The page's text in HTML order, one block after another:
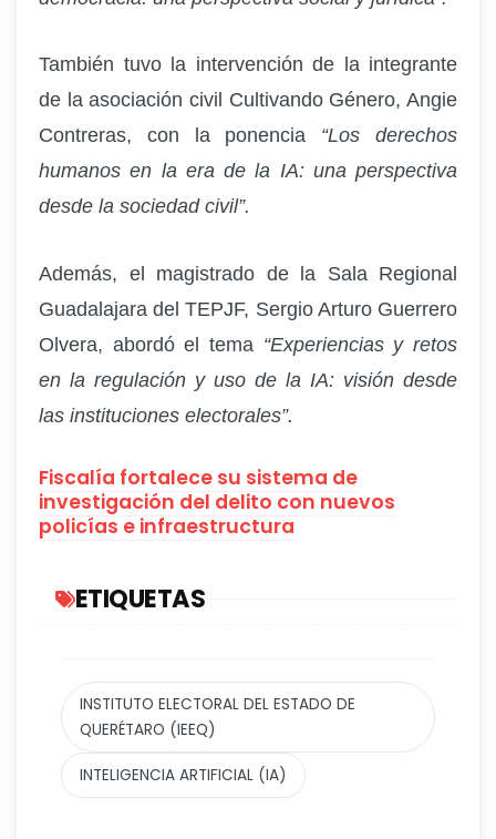
También tuvo la intervención de la integrante
de la asociación civil Cultivando Género, Angie
Contreras, con la ponencia “Los derechos
humanos en la era de la IA: una perspectiva
desde la sociedad civil”.
Además, el magistrado de la Sala Regional
Guadalajara del TEPJF, Sergio Arturo Guerrero
Olvera, abordó el tema “Experiencias y retos
en la regulación y uso de la IA: visión desde
las instituciones electorales”.
Fiscalía fortalece su sistema de
investigación del delito con nuevos
policías e infraestructura
ETIQUETAS
INSTITUTO ELECTORAL DEL ESTADO DE
QUERÉTARO (IEEQ)
INTELIGENCIA ARTIFICIAL (IA)